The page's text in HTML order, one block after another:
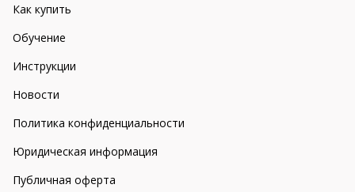
Как купить
Обучение
Инструкции
Новости
Политика конфиденциальности
Юридическая информация
Публичная оферта